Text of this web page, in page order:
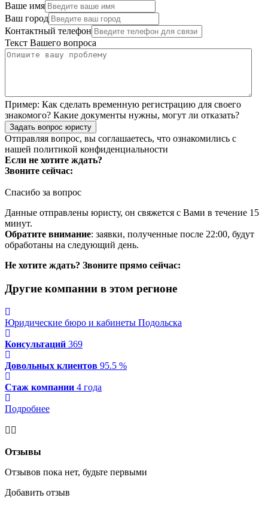
Ваше имя
Ваш город
Контактный телефон
Текст Вашего вопроса
Пример: Как сделать временную регистрацию для своего
знакомого? Какие документы нужны, могут ли отказать?
Задать вопрос юристу
Отправляя вопрос, вы соглашаетесь, что ознакомились с
нашей политикой конфиденциальности
Если не хотите ждать?
Звоните сейчас:
Спасибо за вопрос
Данные отправлены юристу, он свяжется с Вами в течение 15
минут.
Обратите внимание: заявки, полученные после 22:00, будут
обработаны на следующий день.
Не хотите ждать? Звоните прямо сейчас:
Другие компании в этом регионе
Юридические бюро и кабинеты Подольска
Консультаций 369
Довольных клиентов 95.5 %
Стаж компании 4 года
Подробнее
Отзывы
Отзывов пока нет, будьте первыми
Добавить отзыв